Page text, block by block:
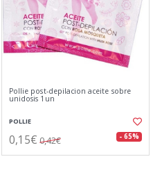
Pollie post-depilacion aceite sobre
unidosis 1un
POLLIE
0,15€ 0,42€ - 65%